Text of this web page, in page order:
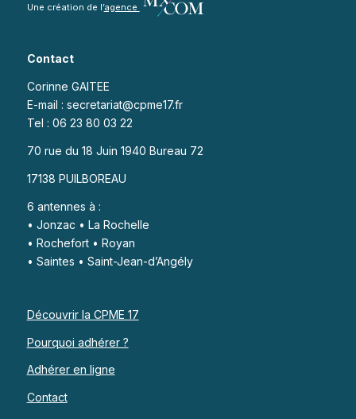
Une création de l’agence
Contact
Corinne GAITEE
E-mail : secretariat@cpme17.fr
Tel : 06 23 80 03 22
70 rue du 18 Juin 1940 Bureau 72
17138 PUILBOREAU
6 antennes à :
• Jonzac • La Rochelle
• Rochefort • Royan
• Saintes • Saint-Jean-d’Angély
Découvrir la CPME 17
Pourquoi adhérer ?
Adhérer en ligne
Contact